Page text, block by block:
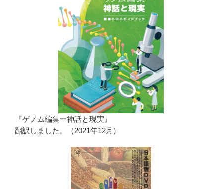
『ゲノム編集ー神話と現実』
翻訳しました。（2021年12月）